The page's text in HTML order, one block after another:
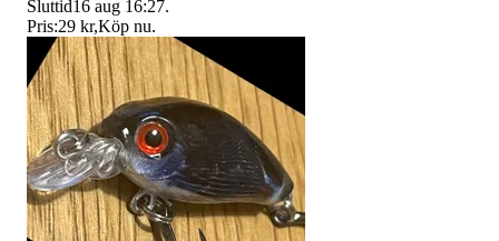
Sluttid16 aug 16:27.
Pris:29 kr,Köp nu.